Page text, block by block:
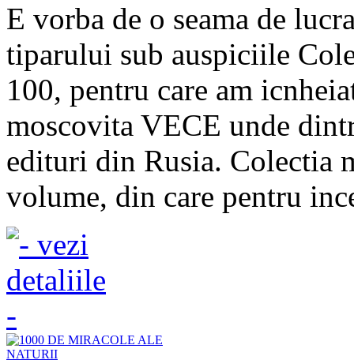
E vorba de o seama de
tiparului sub auspiciile
100, pentru care am
moscovita VECE unde
edituri din Rusia. Colectia
volume, din care pentru